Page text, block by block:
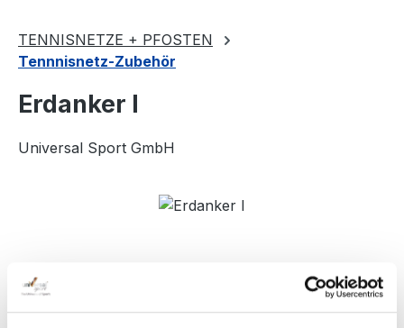
TENNISNETZE + PFOSTEN
Tennnisnetz-Zubehör
Erdanker I
Universal Sport GmbH
Bildergalerie überspringen